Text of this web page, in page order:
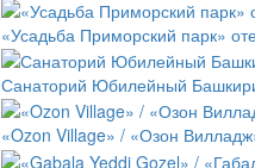
«Усадьба Приморский парк»
Санаторий Юбилейный
«Ozon Village» / «Озон